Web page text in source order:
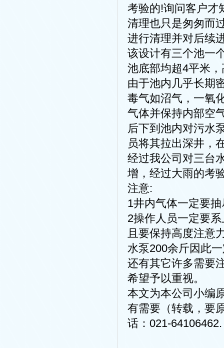
考验的!询问客户才
清理也只是匆匆而
进行清理并对后续
该设计有三个池一
池底部均超4平米
由于池内几乎长期
毒气如沼气，一氧
气体并保持内部空
后下到池内对污水
员将其拉出深井，
经过我公司对三台
增，经过大雨的考
注意:
1井内气体一定要
2操作人员一定要
且要保持高度注意
水泵200余斤因此
还有其它许多需要
希望予以重视。
本文为本公司小编
有需要（转载，要
话：021-64106462.